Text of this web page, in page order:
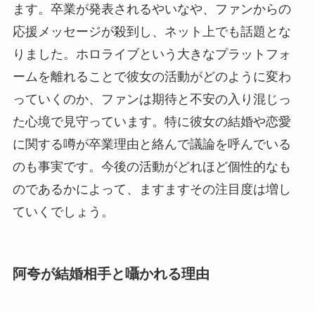
ます。卒業が発表されるやいなや、ファンからの
応援メッセージが殺到し、ネット上でも話題とな
りました。ホロライブという大きなプラットフォ
ームを離れることで彼女の活動がどのように変わ
っていくのか、ファンは期待と不安の入り混じっ
た心境で見守っています。特に彼女の結婚や恋愛
に関する噂が卒業理由と絡んで議論を呼んでいる
のも事実です。今後の活動がどれほど個性的なも
のであるかによって、ますますその注目度は増し
ていくでしょう。
阿夸が結婚相手と囁かれる理由